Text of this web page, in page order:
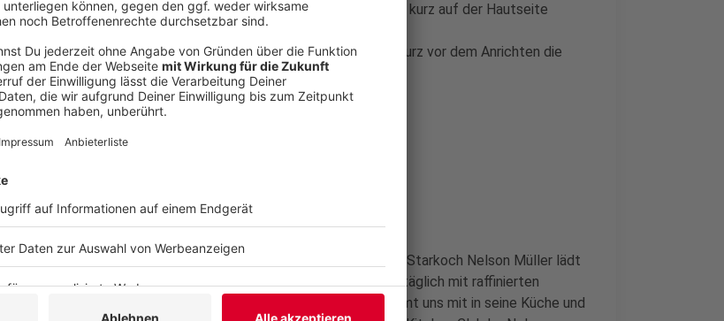
Die Entenbrüste auf der Hautseite kross anbraten, umdrehen kurz auf der Hautseite
bräunen.
Im Ofen bei 80 Grad bis auf 57 Grad Kerntemperatur garen. Kurz vor dem Anrichten die
Haut nochmal bei Oberhitze krossen.
Anzeige
Das ist der Kitchen Club by Nelson Müller
Bei euch läuft das Radio in der Küche, bei uns die Küche im Radio. Starkoch Nelson Müller lädt
uns exklusiv in seinen Kitchen Club ein. Ab sofort versorgt er uns täglich mit raffinierten
Rezepten zum Nachkochen oder Nachkochen lassen. Nelson nimmt uns mit in seine Küche und